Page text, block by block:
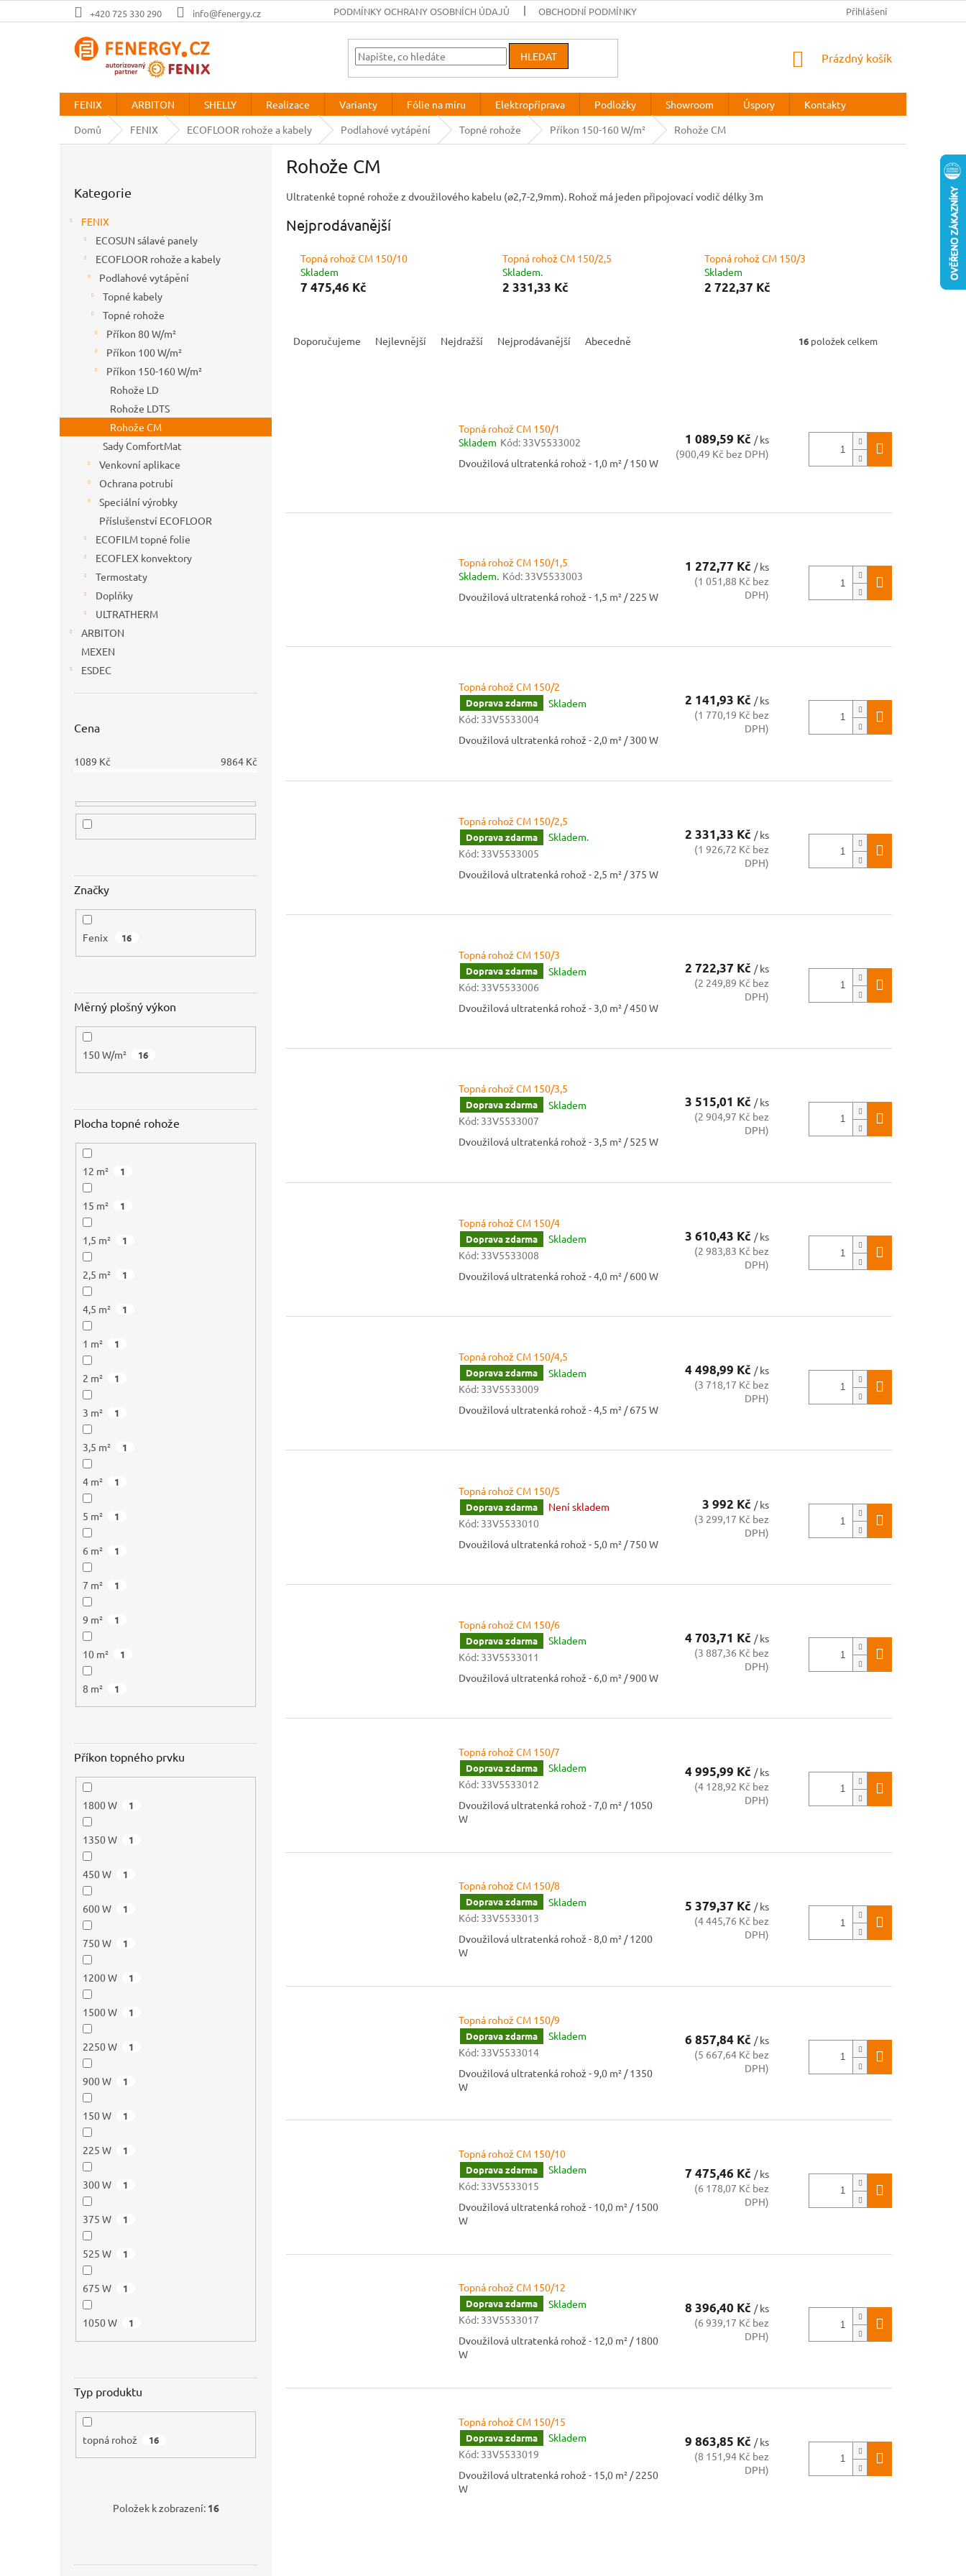
na
+420 725 330 290 info@fenergy.cz PODMÍNKY OCHRANY OSOBNÍCH ÚDAJŮ OBCHODNÍ PODMÍNKY Přihlášení
HLEDAT
NÁKUPNÍ
Prázdný košík
FENIX ARBITON SHELLY Realizace Varianty Fólie na míru Elektropříprava Podložky Showroom Úspory
Kontakty
Domů
FENIX ECOFLOOR rohože a kabely Podlahové vytápění Topné rohože Příkon 150-160 W/m² Rohože CM
kategorie
Kategorie
FENIX
ECOSUN sálavé panely
ECOFLOOR rohože a kabely
Podlahové vytápění
Topné kabely
Topné rohože
Příkon 80 W/m²
Příkon 100 W/m²
Příkon 150-160 W/m²
Rohože LD
Rohože LDTS
Rohože CM
Sady ComfortMat
Venkovní aplikace
Ochrana potrubí
Speciální výrobky
Příslušenství ECOFLOOR
ECOFILM topné folie
ECOFLEX konvektory
Termostaty
Doplňky
ULTRATHERM
ARBITON
MEXEN
ESDEC
Cena
1089 Kč 9864 Kč
Značky
Fenix 16
Měrný plošný výkon
150 W/m² 16
Plocha topné rohože
12 m² 1
15 m² 1
1,5 m² 1
2,5 m² 1
4,5 m² 1
1 m² 1
2 m² 1
3 m² 1
3,5 m² 1
4 m² 1
5 m² 1
6 m² 1
7 m² 1
9 m² 1
10 m² 1
8 m² 1
Příkon topného prvku
1800 W 1
1350 W 1
450 W 1
600 W 1
750 W 1
1200 W 1
1500 W 1
2250 W 1
900 W 1
150 W 1
225 W 1
300 W 1
375 W 1
525 W 1
675 W 1
1050 W 1
Typ produktu
topná rohož 16
Položek k zobrazení: 16
Rohože CM
Ultratenké topné rohože z dvoužilového kabelu (ø2,7-2,9mm). Rohož má jeden připojovací vodič délky 3m
Nejprodávanější
Topná rohož CM 150/10
Skladem
7 475,46 Kč
Topná rohož CM 150/2,5
Skladem.
2 331,33 Kč
Topná rohož CM 150/3
Skladem
2 722,37 Kč
t
Doporučujeme Nejlevnější Nejdražší Nejprodávanější Abecedně 16 položek celkem
d
Topná rohož CM 150/1
Skladem Kód: 33V5533002
Dvoužilová ultratenká rohož - 1,0 m² / 150 W
1 089,59 Kč / ks
(900,49 Kč bez DPH)
Topná rohož CM 150/1,5
Skladem. Kód: 33V5533003
Dvoužilová ultratenká rohož - 1,5 m² / 225 W
1 272,77 Kč / ks
(1 051,88 Kč bez
DPH)
Topná rohož CM 150/2
Doprava zdarma
Skladem
Kód: 33V5533004
Dvoužilová ultratenká rohož - 2,0 m² / 300 W
2 141,93 Kč/ ks
(1 770,19 Kč bez
DPH)
Topná rohož CM 150/2,5
Doprava zdarma
Skladem.
Kód: 33V5533005
Dvoužilová ultratenká rohož - 2,5 m² / 375 W
2 331,33 Kč / ks
(1 926,72 Kč bez
DPH)
Topná rohož CM 150/3
Doprava zdarma
Skladem
Kód: 33V5533006
Dvoužilová ultratenká rohož - 3,0 m² / 450 W
2 722,37 Kč / ks
(2 249,89 Kč bez
DPH)
Topná rohož CM 150/3,5
Doprava zdarma
Skladem
Kód: 33V5533007
Dvoužilová ultratenká rohož - 3,5 m² / 525 W
3 515,01 Kč/ ks
(2 904,97 Kč bez
DPH)
Topná rohož CM 150/4
Doprava zdarma
Skladem
Kód: 33V5533008
Dvoužilová ultratenká rohož - 4,0 m² / 600 W
3 610,43 Kč / ks
(2 983,83 Kč bez
DPH)
Topná rohož CM 150/4,5
Doprava zdarma
Skladem
Kód: 33V5533009
Dvoužilová ultratenká rohož - 4,5 m² / 675 W
4 498,99 Kč/ ks
(3 718,17 Kč bez
DPH)
Topná rohož CM 150/5
Doprava zdarma
Není skladem
Kód: 33V5533010
Dvoužilová ultratenká rohož - 5,0 m² / 750 W
3 992 Kč / ks
(3 299,17 Kč bez
DPH)
Topná rohož CM 150/6
Doprava zdarma
Skladem
Kód: 33V5533011
Dvoužilová ultratenká rohož - 6,0 m² / 900 W
4 703,71 Kč / ks
(3 887,36 Kč bez
DPH)
Topná rohož CM 150/7
Doprava zdarma
Skladem
Kód: 33V5533012
Dvoužilová ultratenká rohož - 7,0 m² / 1050
W
4 995,99 Kč/ ks
(4 128,92 Kč bez
DPH)
Topná rohož CM 150/8
Doprava zdarma
Skladem
Kód: 33V5533013
Dvoužilová ultratenká rohož - 8,0 m² / 1200
W
5 379,37 Kč / ks
(4 445,76 Kč bez
DPH)
Topná rohož CM 150/9
Doprava zdarma
Skladem
Kód: 33V5533014
Dvoužilová ultratenká rohož - 9,0 m² / 1350
W
6 857,84 Kč / ks
(5 667,64 Kč bez
DPH)
Topná rohož CM 150/10
Doprava zdarma
Skladem
Kód: 33V5533015
Dvoužilová ultratenká rohož - 10,0 m² / 1500
W
7 475,46 Kč/ ks
(6 178,07 Kč bez
DPH)
Topná rohož CM 150/12
Doprava zdarma
Skladem
Kód: 33V5533017
Dvoužilová ultratenká rohož - 12,0 m² / 1800
W
8 396,40 Kč / ks
(6 939,17 Kč bez
DPH)
Topná rohož CM 150/15
Doprava zdarma
Skladem
Kód: 33V5533019
Dvoužilová ultratenká rohož - 15,0 m² / 2250
W
9 863,85 Kč/ ks
(8 151,94 Kč bez
DPH)